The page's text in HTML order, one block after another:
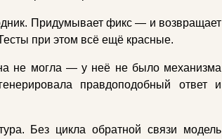
Придумывает фикс — и возвращает
при этом всё ещё красные.
не могла — у неё не было механизма
правдоподобный ответ и
Без цикла обратной связи модель